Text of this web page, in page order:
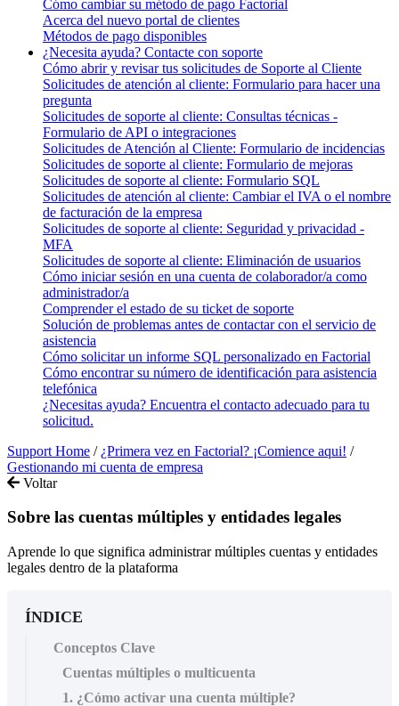
Cómo cambiar su método de pago Factorial
Acerca del nuevo portal de clientes
Métodos de pago disponibles
¿Necesita ayuda? Contacte con soporte
Cómo abrir y revisar tus solicitudes de Soporte al Cliente
Solicitudes de atención al cliente: Formulario para hacer una
pregunta
Solicitudes de soporte al cliente: Consultas técnicas -
Formulario de API o integraciones
Solicitudes de Atención al Cliente: Formulario de incidencias
Solicitudes de soporte al cliente: Formulario de mejoras
Solicitudes de soporte al cliente: Formulario SQL
Solicitudes de atención al cliente: Cambiar el IVA o el nombre
de facturación de la empresa
Solicitudes de soporte al cliente: Seguridad y privacidad -
MFA
Solicitudes de soporte al cliente: Eliminación de usuarios
Cómo iniciar sesión en una cuenta de colaborador/a como
administrador/a
Comprender el estado de su ticket de soporte
Solución de problemas antes de contactar con el servicio de
asistencia
Cómo solicitar un informe SQL personalizado en Factorial
Cómo encontrar su número de identificación para asistencia
telefónica
¿Necesitas ayuda? Encuentra el contacto adecuado para tu
solicitud.
Support Home / ¿Primera vez en Factorial? ¡Comience aqui! /
Gestionando mi cuenta de empresa
Voltar
Sobre las cuentas múltiples y entidades legales
Aprende lo que significa administrar múltiples cuentas y entidades
legales dentro de la plataforma
ÍNDICE
Conceptos Clave
Cuentas múltiples o multicuenta
1. ¿Cómo activar una cuenta múltiple?